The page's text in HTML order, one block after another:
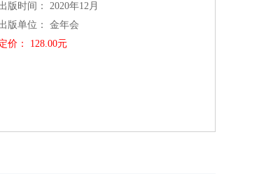
版时间：
2020年12月
版单位：
金年会
价： 128.00元